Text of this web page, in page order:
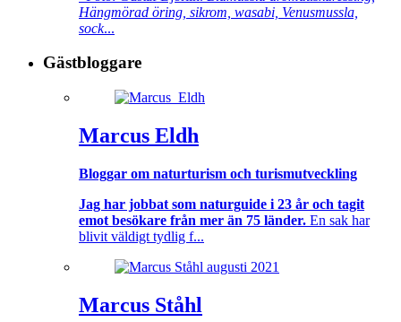
Hängmörad öring, sikrom, wasabi, Venusmussla,
sock...
Gästbloggare
Marcus Eldh
Bloggar om naturturism och turismutveckling
Jag har jobbat som naturguide i 23 år och tagit
emot besökare från mer än 75 länder. En sak har
blivit väldigt tydlig f...
Marcus Ståhl